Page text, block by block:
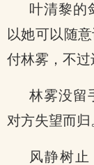
叶清黎的
以她可以随
付林雾，不过
林雾没留
对方失望而归
风静树